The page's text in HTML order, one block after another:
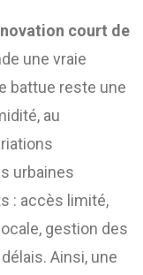
court de
une vraie
battue reste une
au
urbaines
: accès limité,
gestion des
Ainsi, une